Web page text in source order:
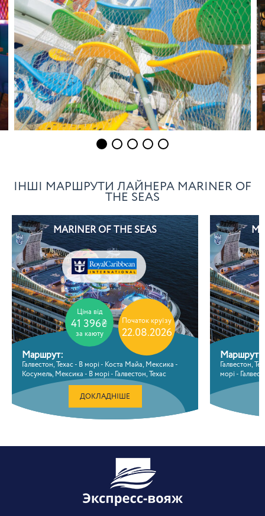
ІНШІ МАРШРУТИ ЛАЙНЕРА MARINER OF
THE SEAS
MARINER OF THE SEAS
Ціна від
41 396₴
за каюту
Початок круїзу
22.08.2026
Маршрут:
Галвестон, Техас - В морі - Коста Майа, Мексика -
Косумель, Мексика - В морі - Галвестон, Техас
ДОКЛАДНІШЕ
Маршрут:
Галвестон,
морі -